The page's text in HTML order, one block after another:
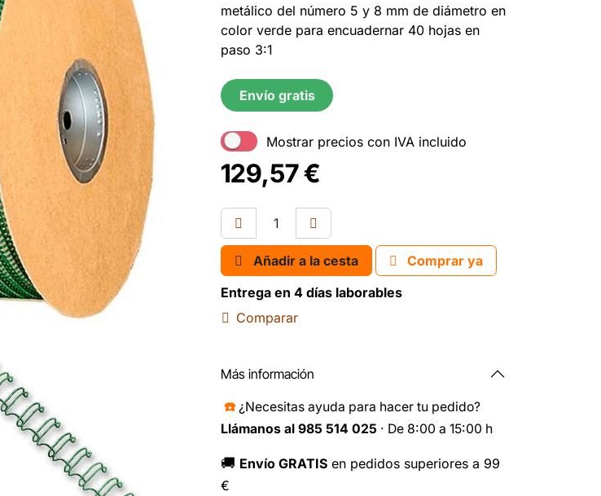
metálico del número 5 y 8 mm de diámetro en
color verde para encuadernar 40 hojas en
paso 3:1
Envío gratis
Mostrar precios con IVA incluido
129,57€
Añadir a la cesta
Comprar ya
Entrega en 4 días laborables
Comparar
Más información
☎️ ¿Necesitas ayuda para hacer tu pedido?
Llámanos al 985 514 025 · De 8:00 a 15:00 h
🚚 Envío GRATIS en pedidos superiores a 99
€